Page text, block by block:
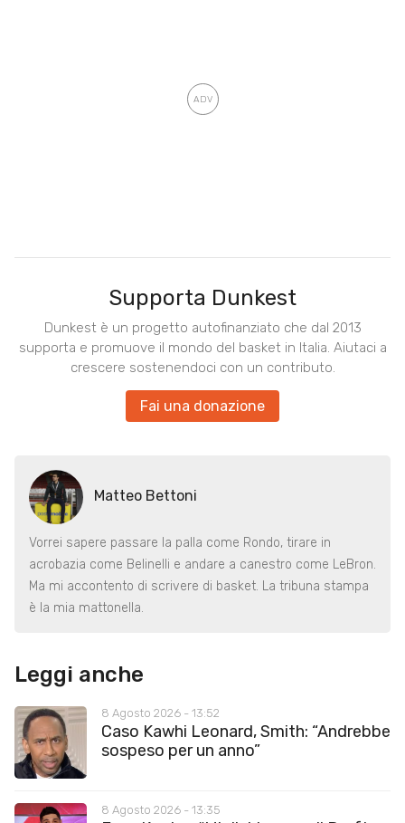
Supporta Dunkest
Dunkest è un progetto autofinanziato che dal 2013
supporta e promuove il mondo del basket in Italia. Aiutaci a
crescere sostenendoci con un contributo.
Fai una donazione
Matteo Bettoni
Vorrei sapere passare la palla come Rondo, tirare in
acrobazia come Belinelli e andare a canestro come LeBron.
Ma mi accontento di scrivere di basket. La tribuna stampa
è la mia mattonella.
Leggi anche
8 Agosto 2026 - 13:52
Caso Kawhi Leonard, Smith: “Andrebbe
sospeso per un anno”
8 Agosto 2026 - 13:35